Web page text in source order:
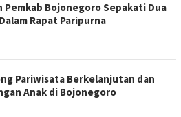
Pemkab Bojonegoro Sepakati Dua
Rapat Paripurna
Pariwisata Berkelanjutan dan
Anak di Bojonegoro